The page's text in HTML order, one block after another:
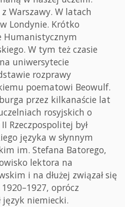
Warszawy. W latach
Londynie. Krótko
Humanistycznym
W tym też czasie
uniwersytecie
rozprawy
poematowi Beowulf.
przez kilkanaście lat
rosyjskich o
Rzeczpospolitej był
języka w słynnym
im. Stefana Batorego,
lektora na
i na dłużej związał się
oprócz
język niemiecki.